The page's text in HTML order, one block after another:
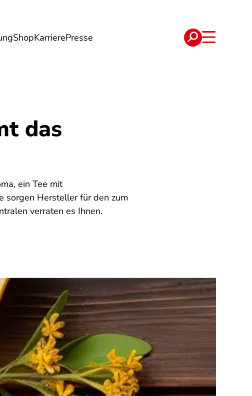
ShopKarrierePresse
Reise Verträge
das
ein Tee mit
sorgen Hersteller für den zum
verraten es Ihnen.